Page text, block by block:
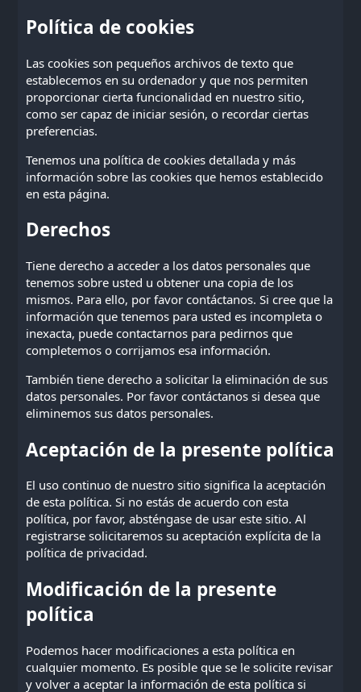
Política de cookies
Las cookies son pequeños archivos de texto que
establecemos en su ordenador y que nos permiten
proporcionar cierta funcionalidad en nuestro sitio,
como ser capaz de iniciar sesión, o recordar ciertas
preferencias.
Tenemos una política de cookies detallada y más
información sobre las cookies que hemos establecido
enesta página.
Derechos
Tiene derecho a acceder a los datos personales que
tenemos sobre usted u obtener una copia de los
mismos. Para ello, por favorcontáctanos. Si cree que la
información que tenemos para usted es incompleta o
inexacta, puedecontactarnos para pedirnos que
completemos o corrijamos esa información.
También tiene derecho a solicitar la eliminación de sus
datos personales. Por favorcontáctanos si desea que
eliminemos sus datos personales.
Aceptación de la presente política
El uso continuo de nuestro sitio significa la aceptación
de esta política. Si no estás de acuerdo con esta
política, por favor, absténgase de usar este sitio. Al
registrarse solicitaremos su aceptación explícita de la
política de privacidad.
Modificación de la presente
política
Podemos hacer modificaciones a esta política en
cualquier momento. Es posible que se le solicite revisar
y volver a aceptar la información de esta política si